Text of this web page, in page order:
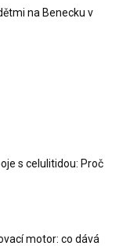
na Benecku v
s celulitidou: Proč
motor: co dává